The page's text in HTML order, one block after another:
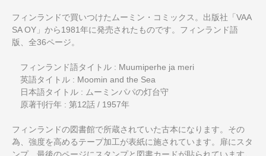
フィンランドで買いつけたムーミン・コミックス。出版社「VAA
SA OY」から1981年に発売されたものです。フィンランド語
版、全36ページ。
フィンランド語タイトル : Muumiperhe ja meri
英語タイトル : Moomin and the Sea
日本語タイトル : ムーミンパパの灯台守
原著刊行年 : 第12話 / 1957年
フィンランドの図書館で所蔵されていた古本になります。その
為、強度を高めるテープ加工が表紙に施されています。扉にスタ
ンプ、最後のページにスタンプと図書カードが貼られています。